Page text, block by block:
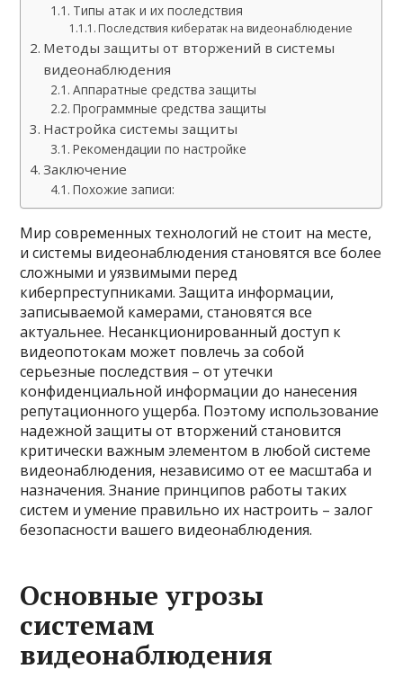
Типы атак и их последствия
Последствия кибератак на видеонаблюдение
Методы защиты от вторжений в системы
видеонаблюдения
Аппаратные средства защиты
Программные средства защиты
Настройка системы защиты
Рекомендации по настройке
Заключение
Похожие записи:
Мир современных технологий не стоит на месте,
и системы видеонаблюдения становятся все более
сложными и уязвимыми перед
киберпреступниками. Защита информации,
записываемой камерами, становятся все
актуальнее. Несанкционированный доступ к
видеопотокам может повлечь за собой
серьезные последствия – от утечки
конфиденциальной информации до нанесения
репутационного ущерба. Поэтому использование
надежной защиты от вторжений становится
критически важным элементом в любой системе
видеонаблюдения, независимо от ее масштаба и
назначения. Знание принципов работы таких
систем и умение правильно их настроить – залог
безопасности вашего видеонаблюдения.
Основные угрозы
системам
видеонаблюдения